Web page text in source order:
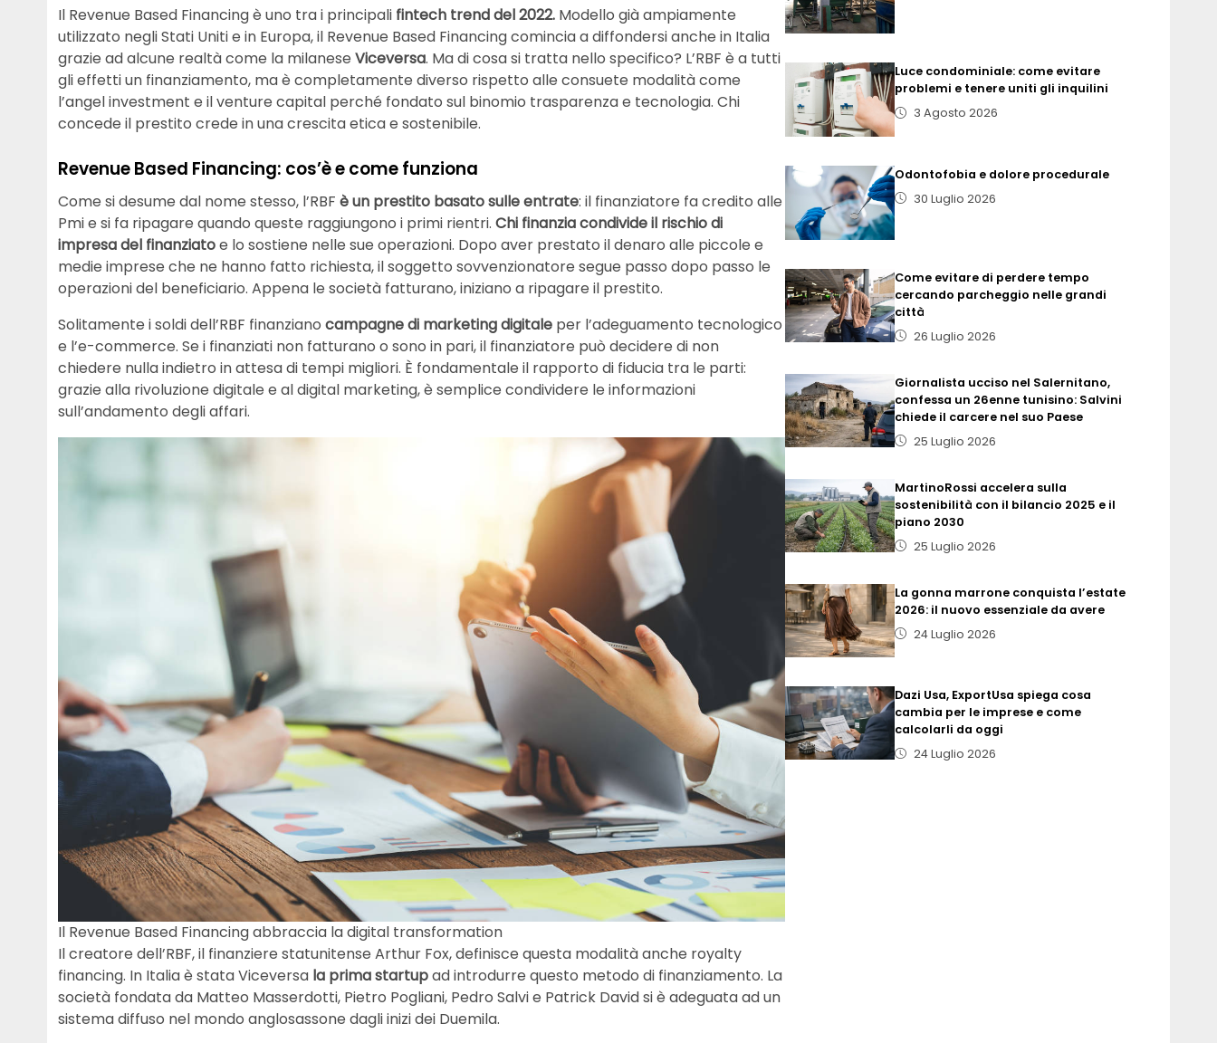
Il Revenue Based Financing è uno tra i principali fintech trend del 2022. Modello già ampiamente
utilizzato negli Stati Uniti e in Europa, il Revenue Based Financing comincia a diffondersi anche in Italia
grazie ad alcune realtà come la milanese Viceversa. Ma di cosa si tratta nello specifico? L’RBF è a tutti
gli effetti un finanziamento, ma è completamente diverso rispetto alle consuete modalità come
l’angel investment e il venture capital perché fondato sul binomio trasparenza e tecnologia. Chi
concede il prestito crede in una crescita etica e sostenibile.
Revenue Based Financing: cos’è e come funziona
Come si desume dal nome stesso, l’RBF è un prestito basato sulle entrate: il finanziatore fa credito alle
Pmi e si fa ripagare quando queste raggiungono i primi rientri. Chi finanzia condivide il rischio di
impresa del finanziatoe lo sostiene nelle sue operazioni. Dopo aver prestato il denaro alle piccole e
medie imprese che ne hanno fatto richiesta, il soggetto sovvenzionatore segue passo dopo passo le
operazioni del beneficiario. Appena le società fatturano, iniziano a ripagare il prestito.
Solitamente i soldi dell’RBF finanziano campagne di marketing digitale per l’adeguamento tecnologico
e l’e-commerce. Se i finanziati non fatturano o sono in pari, il finanziatore può decidere di non
chiedere nulla indietro in attesa di tempi migliori. È fondamentale il rapporto di fiducia tra le parti:
grazie alla rivoluzione digitale e al digital marketing, è semplice condividere le informazioni
sull’andamento degli affari.
Il Revenue Based Financing abbraccia la digital transformation
Il creatore dell’RBF, il finanziere statunitense Arthur Fox, definisce questa modalità anche royalty
financing. In Italia è stata Viceversa la prima startupad introdurre questo metodo di finanziamento. La
società fondata da Matteo Masserdotti, Pietro Pogliani, Pedro Salvi e Patrick David si è adeguata ad un
sistema diffuso nel mondo anglosassone dagli inizi dei Duemila.
Luce condominiale: come evitare
problemi e tenere uniti gli inquilini
3 Agosto 2026
Odontofobia e dolore procedurale
30 Luglio 2026
Come evitare di perdere tempo
cercando parcheggio nelle grandi
città
26 Luglio 2026
Giornalista ucciso nel Salernitano,
confessa un 26enne tunisino: Salvini
chiede il carcere nel suo Paese
25 Luglio 2026
MartinoRossi accelera sulla
sostenibilità con il bilancio 2025 e il
piano 2030
25 Luglio 2026
La gonna marrone conquista l’estate
2026: il nuovo essenziale da avere
24 Luglio 2026
Dazi Usa, ExportUsa spiega cosa
cambia per le imprese e come
calcolarli da oggi
24 Luglio 2026